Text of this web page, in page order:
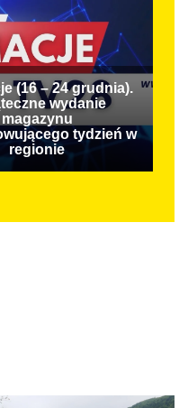
(16 – 24 grudnia).
wydanie
magazynu
tydzień w
regionie